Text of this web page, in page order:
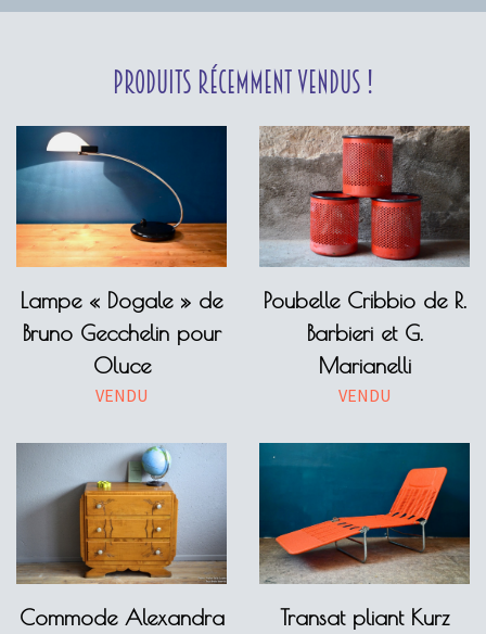
Produits récemment vendus !
Lampe « Dogale » de
Bruno Gecchelin pour
Oluce
VENDU
Poubelle Cribbio de R.
Barbieri et G.
Marianelli
VENDU
Commode Alexandra
Transat pliant Kurz